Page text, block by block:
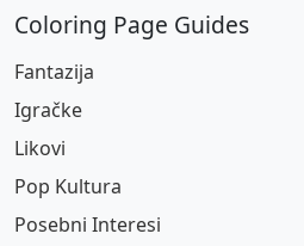
Coloring Page Guides
Fantazija
Igračke
Likovi
Pop Kultura
Posebni Interesi